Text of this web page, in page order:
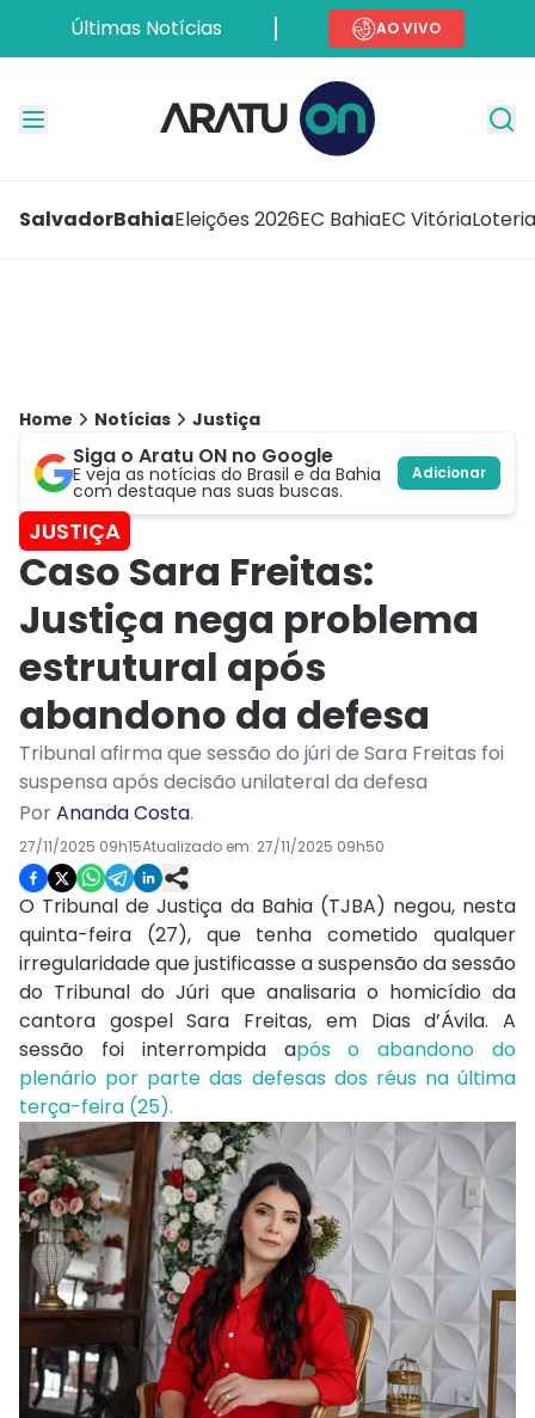
Últimas Notícias AO VIVO
SalvadorBahiaEleições 2026EC BahiaEC Vitória
Home Notícias Justiça
Siga o Aratu ON no Google
E veja as notícias do Brasil e da Bahia
com destaque nas suas buscas.
Adicionar
JUSTIÇA
Caso Sara Freitas:
Justiça nega problema
estrutural após
abandono da defesa
Tribunal afirma que sessão do júri de Sara Freitas foi
suspensa após decisão unilateral da defesa
PorAnanda Costa.
27/11/2025 09h15Atualizado em: 27/11/2025 09h50
O Tribunal de Justiça da Bahia (TJBA) negou, nesta
quinta-feira (27), que tenha cometido qualquer
irregularidade que justificasse a suspensão da sessão
do Tribunal do Júri que analisaria o homicídio da
cantora gospel Sara Freitas, em Dias d’Ávila. A
sessão foi interrompida após o abandono do
plenário por parte das defesas dos réus na última
terça-feira (25).